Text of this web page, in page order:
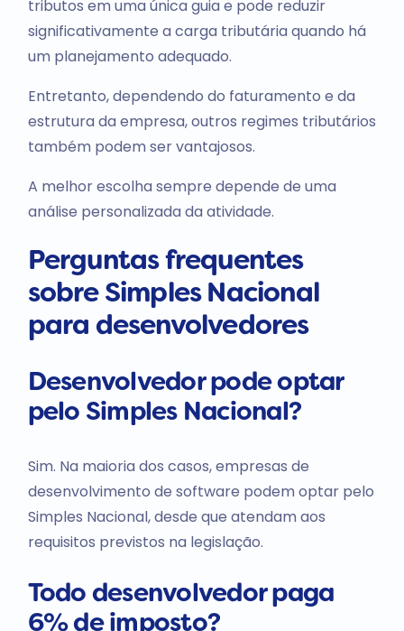
tributos em uma única guia e pode reduzir
significativamente a carga tributária quando há
um planejamento adequado.
Entretanto, dependendo do faturamento e da
estrutura da empresa, outros regimes tributários
também podem ser vantajosos.
A melhor escolha sempre depende de uma
análise personalizada da atividade.
Perguntas frequentes
sobre Simples Nacional
para desenvolvedores
Desenvolvedor pode optar
pelo Simples Nacional?
Sim. Na maioria dos casos, empresas de
desenvolvimento de software podem optar pelo
Simples Nacional, desde que atendam aos
requisitos previstos na legislação.
Todo desenvolvedor paga
6% de imposto?